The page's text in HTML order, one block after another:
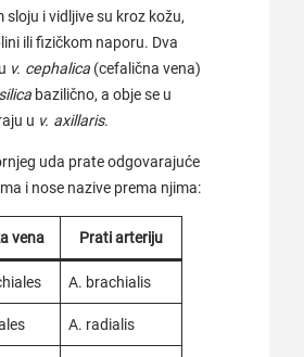
i vidljive su kroz kožu,
ili fizičkom naporu. Dva
v. cephalica (cefalična vena)
bazilično, a obje se u
u v. axillaris.
uda prate odgovarajuće
i nose nazive prema njima:
vena Prati arteriju
A. brachialis
A. radialis